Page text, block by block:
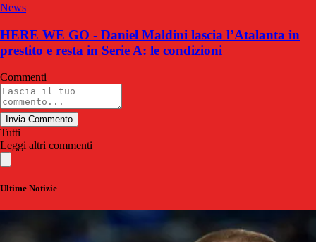
News
HERE WE GO - Daniel Maldini lascia l’Atalanta in
prestito e resta in Serie A: le condizioni
Commenti
Invia Commento
Tutti
Leggi altri commenti
Ultime Notizie